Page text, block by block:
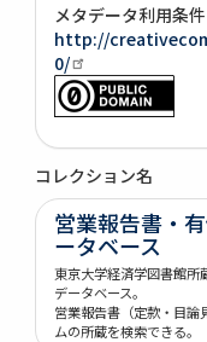
メタデータ利用条件
http://
0/
コレクション名
営業報告書・
ータベース
東京大学経済学図書館所
データベース。
営業報告書（定款・目論
ムの所蔵を検索できる。